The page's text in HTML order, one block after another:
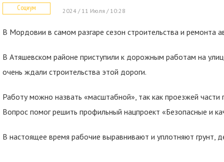
Социум 2024 / 11 Июля / 10:28
В Мордовии в самом разгаре сезон строительства и ремонта
В Атяшевском районе приступили к дорожным работам на
очень ждали строительства этой дороги.
Работу можно назвать «масштабной», так как проезжей
Вопрос помог решить профильный нацпроект «Безопасные и
В настоящее время рабочие выравнивают и уплотняют грунт,